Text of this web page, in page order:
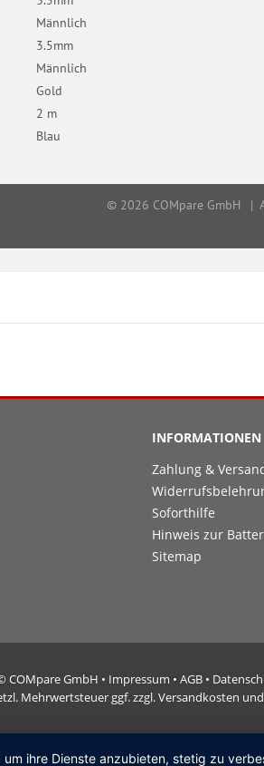
INFORMATIONEN
Zahlung &
Soforthilfe
Hinweis zur
Sitemap
COMpare GmbH • Impressum • AGB •
Mehrwertsteuer ggf. zzgl. Versandkosten
ihre Dienste anzubieten, stetig zu